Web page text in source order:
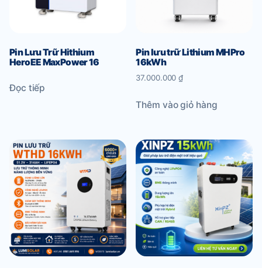
Pin Lưu Trữ Hithium
HeroEE MaxPower 16
Đọc tiếp
Pin lưu trữ Lithium MHPro
16kWh
37.000.000₫
Thêm vào giỏ hàng